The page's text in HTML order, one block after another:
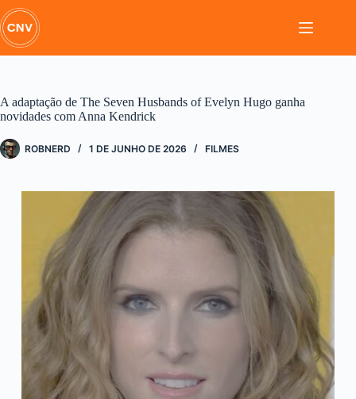
Pular
para
o
conteúdo
A adaptação de The Seven Husbands of Evelyn Hugo ganha
novidades com Anna Kendrick
ROBNERD 1 DE JUNHO DE 2026 FILMES